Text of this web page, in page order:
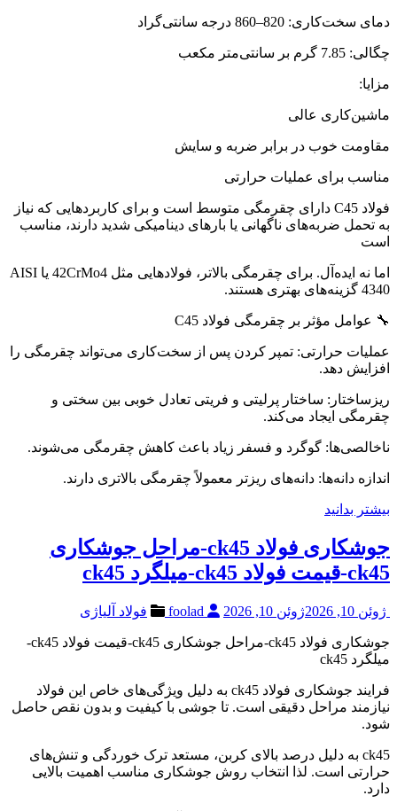
دمای سخت‌کاری: 820–860 درجه سانتی‌گراد
چگالی: 7.85 گرم بر سانتی‌متر مکعب
مزایا:
ماشین‌کاری عالی
مقاومت خوب در برابر ضربه و سایش
مناسب برای عملیات حرارتی
فولاد C45 دارای چقرمگی متوسط است و برای کاربردهایی که نیاز
به تحمل ضربه‌های ناگهانی یا بارهای دینامیکی شدید دارند، مناسب
است
اما نه ایده‌آل. برای چقرمگی بالاتر، فولادهایی مثل 42CrMo4 یا AISI
4340 گزینه‌های بهتری هستند.
🔧 عوامل مؤثر بر چقرمگی فولاد C45
عملیات حرارتی: تمپر کردن پس از سخت‌کاری می‌تواند چقرمگی را
افزایش دهد.
ریزساختار: ساختار پرلیتی و فریتی تعادل خوبی بین سختی و
چقرمگی ایجاد می‌کند.
ناخالصی‌ها: گوگرد و فسفر زیاد باعث کاهش چقرمگی می‌شوند.
اندازه دانه‌ها: دانه‌های ریزتر معمولاً چقرمگی بالاتری دارند.
بیشتر بدانید
جوشکاری فولاد ck45-مراحل جوشکاری
ck45-قیمت فولاد ck45-میلگرد ck45
ژوئن 10, 2026 ژوئن 10, 2026 فولاد آلیاژی
جوشکاری فولاد ck45-مراحل جوشکاری ck45-قیمت فولاد ck45-
میلگرد ck45
فرایند جوشکاری فولاد ck45 به دلیل ویژگی‌های خاص این فولاد
نیازمند مراحل دقیقی است. تا جوشی با کیفیت و بدون نقص حاصل
شود.
ck45 به دلیل درصد بالای کربن، مستعد ترک خوردگی و تنش‌های
حرارتی است. لذا انتخاب روش جوشکاری مناسب اهمیت بالایی
دارد.